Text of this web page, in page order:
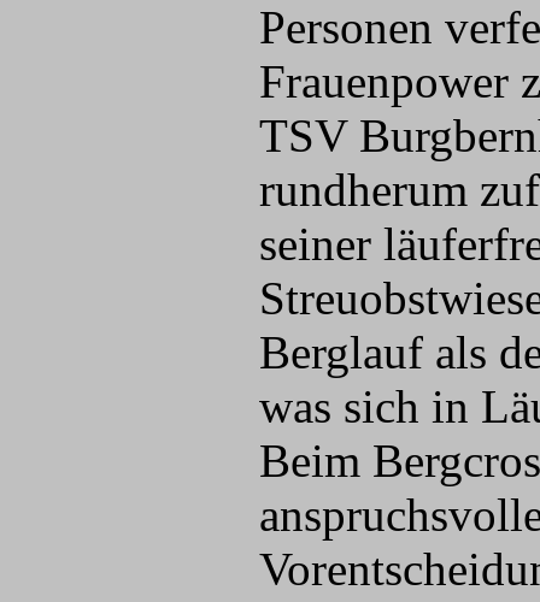
Personen
Frauenpower
TSV
rundherum
seiner
Berglauf als
was sich in
Beim